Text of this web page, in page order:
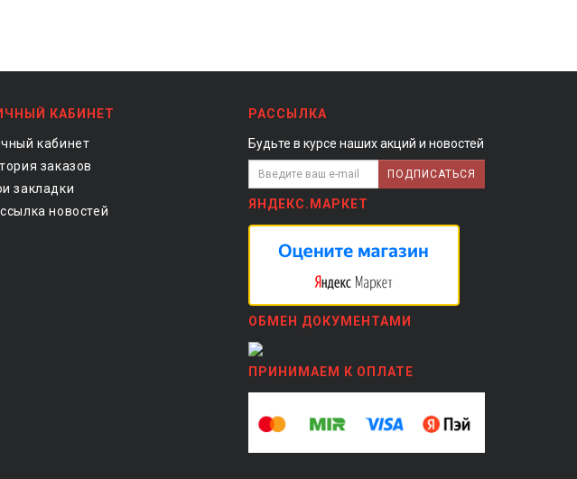
КАБИНЕТ
кабинет
заказов
закладки
новостей
РАССЫЛКА
Будьте в курсе наших акций и новостей
ПОДПИСАТЬСЯ
ЯНДЕКС.МАРКЕТ
ОБМЕН ДОКУМЕНТАМИ
ПРИНИМАЕМ К ОПЛАТЕ